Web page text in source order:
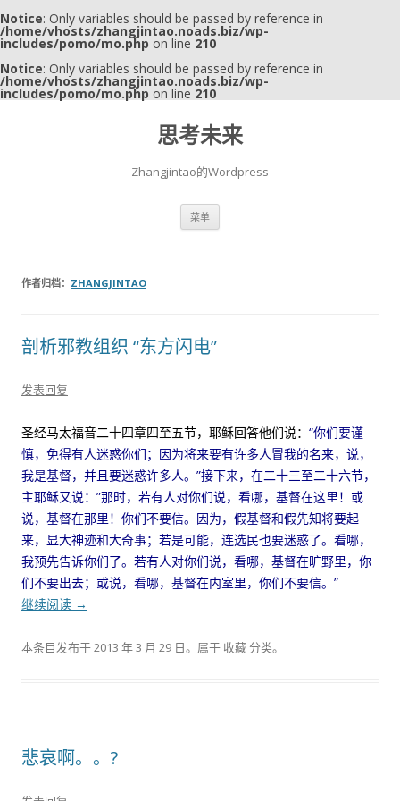
Notice: Only variables should be passed by reference in
/home/vhosts/zhangjintao.noads.biz/wp-
includes/pomo/mo.php on line 210
Notice: Only variables should be passed by reference in
/home/vhosts/zhangjintao.noads.biz/wp-
includes/pomo/mo.php on line 210
思考未来
Zhangjintao的Wordpress
菜单
作者归档： ZHANGJINTAO
剖析邪教组织 “东方闪电”
发表回复
圣经马太福音二十四章四至五节，耶稣回答他们说： “你们要谨
慎，免得有人迷惑你们；因为将来要有许多人冒我的名来，说，
我是基督，并且要迷惑许多人。”接下来，在二十三至二十六节，
主耶稣又说：”那时，若有人对你们说，看哪，基督在这里！或
说，基督在那里！你们不要信。因为，假基督和假先知将要起
来，显大神迹和大奇事；若是可能，连选民也要迷惑了。看哪，
我预先告诉你们了。若有人对你们说，看哪，基督在旷野里，你
们不要出去；或说，看哪，基督在内室里，你们不要信。”
继续阅读 →
本条目发布于2013 年 3 月 29 日。属于 收藏分类。
悲哀啊。。?